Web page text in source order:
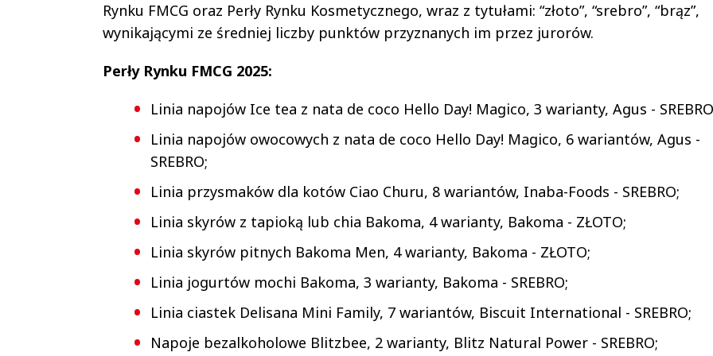
Rynku FMCG oraz Perły Rynku Kosmetycznego, wraz z tytułami: “złoto”, “srebro”, “brąz”,
wynikającymi ze średniej liczby punktów przyznanych im przez jurorów.
Perły Rynku FMCG 2025:
Linia napojów Ice tea z nata de coco Hello Day! Magico, 3 warianty, Agus -
Linia napojów owocowych z nata de coco Hello Day! Magico, 6 wariantów, Agus -
SREBRO;
Linia przysmaków dla kotów Ciao Churu, 8 wariantów, Inaba-Foods - SREBRO;
Linia skyrów z tapioką lub chia Bakoma, 4 warianty, Bakoma - ZŁOTO;
Linia skyrów pitnych Bakoma Men, 4 warianty, Bakoma - ZŁOTO;
Linia jogurtów mochi Bakoma, 3 warianty, Bakoma - SREBRO;
Linia ciastek Delisana Mini Family, 7 wariantów, Biscuit International - SREBRO;
Napoje bezalkoholowe Blitzbee, 2 warianty, Blitz Natural Power - SREBRO;